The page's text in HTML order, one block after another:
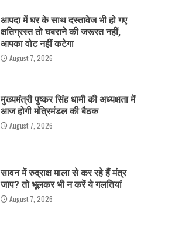
आपदा में घर के साथ दस्तावेज भी हो गए
क्षतिग्रस्त तो घबराने की जरूरत नहीं,
आपका वोट नहीं कटेगा
August 7, 2026
मुख्यमंत्री पुष्कर सिंह धामी की अध्यक्षता में
आज होगी मंत्रिमंडल की बैठक
August 7, 2026
सावन में रुद्राक्ष माला से कर रहे हैं मंत्र
जाप? तो भूलकर भी न करें ये गलतियां
August 7, 2026